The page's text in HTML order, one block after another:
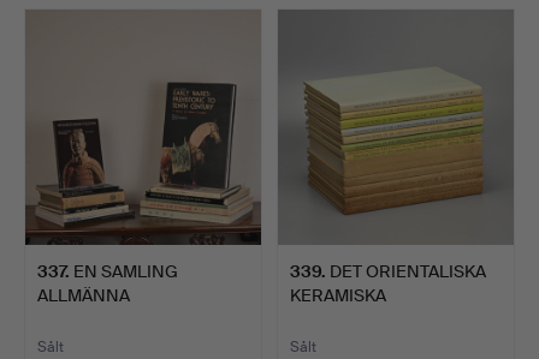
337. EN SAMLING
ALLMÄNNA
KINE…
Sålt
339. DET ORIENTALISKA
KERAMISKA
Sålt